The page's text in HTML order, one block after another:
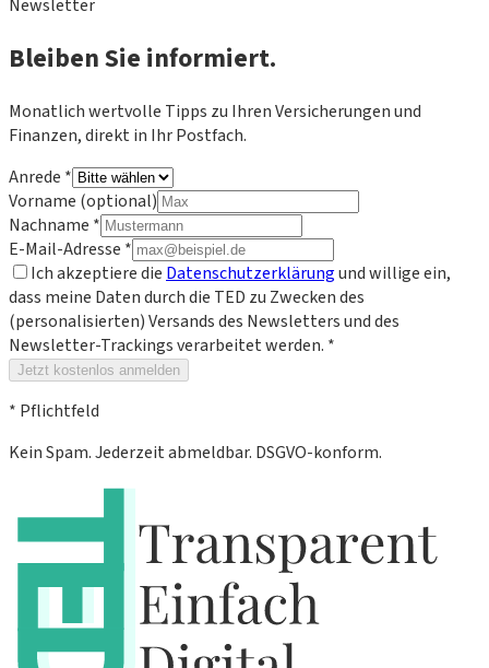
Newsletter
Bleiben Sie informiert.
Monatlich wertvolle Tipps zu Ihren Versicherungen und
Finanzen, direkt in Ihr Postfach.
Anrede *
Vorname (optional)
Nachname *
E-Mail-Adresse *
Ich akzeptiere die Datenschutzerklärungund willige ein,
dass meine Daten durch die TED zu Zwecken des
(personalisierten) Versands des Newsletters und des
Newsletter-Trackings verarbeitet werden. *
Jetzt kostenlos anmelden
* Pflichtfeld
Kein Spam. Jederzeit abmeldbar. DSGVO-konform.